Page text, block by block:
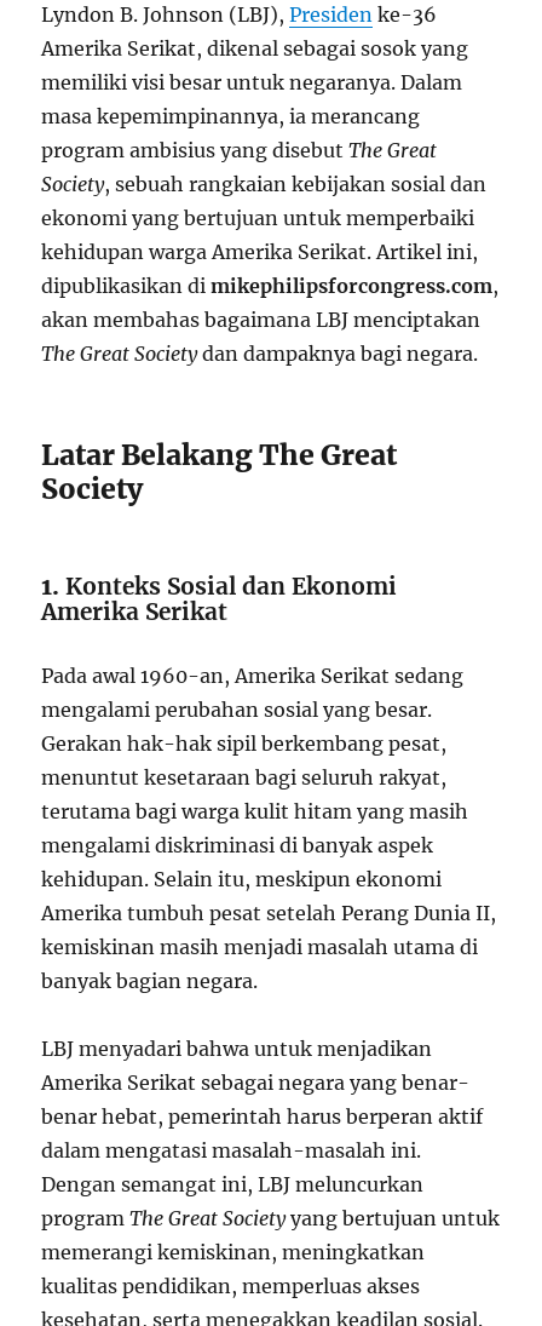
Lyndon B. Johnson (LBJ),Presiden ke-36
Amerika Serikat, dikenal sebagai sosok yang
memiliki visi besar untuk negaranya. Dalam
masa kepemimpinannya, ia merancang
program ambisius yang disebutThe Great
Society, sebuah rangkaian kebijakan sosial dan
ekonomi yang bertujuan untuk memperbaiki
kehidupan warga Amerika Serikat. Artikel ini,
dipublikasikan dimikephilipsforcongress.com,
akan membahas bagaimana LBJ menciptakan
The Great Societydan dampaknya bagi negara.
Latar Belakang The Great
Society
1.Konteks Sosial dan Ekonomi
Amerika Serikat
Pada awal 1960-an, Amerika Serikat sedang
mengalami perubahan sosial yang besar.
Gerakan hak-hak sipil berkembang pesat,
menuntut kesetaraan bagi seluruh rakyat,
terutama bagi warga kulit hitam yang masih
mengalami diskriminasi di banyak aspek
kehidupan. Selain itu, meskipun ekonomi
Amerika tumbuh pesat setelah Perang Dunia II,
kemiskinan masih menjadi masalah utama di
banyak bagian negara.
LBJ menyadari bahwa untuk menjadikan
Amerika Serikat sebagai negara yang benar-
benar hebat, pemerintah harus berperan aktif
dalam mengatasi masalah-masalah ini.
Dengan semangat ini, LBJ meluncurkan
programThe Great Societyyang bertujuan untuk
memerangi kemiskinan, meningkatkan
kualitas pendidikan, memperluas akses
kesehatan, serta menegakkan keadilan sosial.